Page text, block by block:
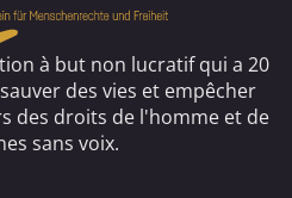
à but non lucratif qui a 20
des vies et empêcher
des droits de l'homme et de
sans voix.